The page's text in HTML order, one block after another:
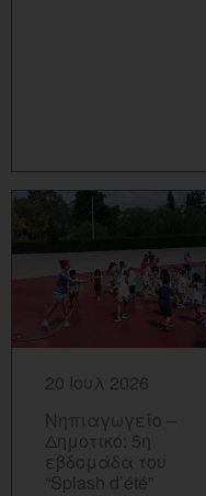
20 Ιουλ 2026
Νηπιαγωγείο –
Δημοτικό: 5η
εβδομάδα του
“Splash d’été”